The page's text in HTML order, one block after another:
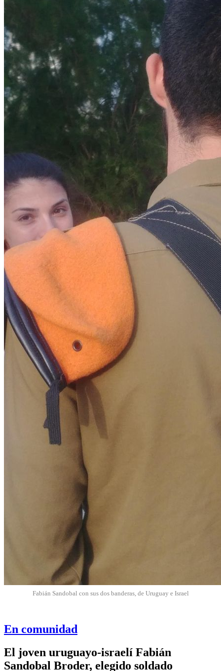
Fabián Sandobal con sus dos banderas, de Uruguay e Israel
En comunidad
El joven uruguayo-israelí Fabián
Sandobal Broder, elegido soldado